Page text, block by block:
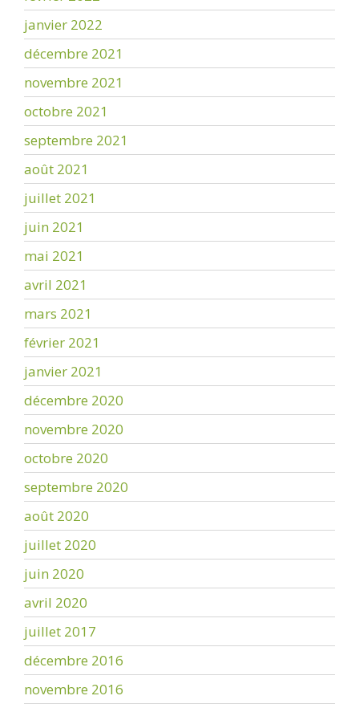
janvier 2022
décembre 2021
novembre 2021
octobre 2021
septembre 2021
août 2021
juillet 2021
juin 2021
mai 2021
avril 2021
mars 2021
février 2021
janvier 2021
décembre 2020
novembre 2020
octobre 2020
septembre 2020
août 2020
juillet 2020
juin 2020
avril 2020
juillet 2017
décembre 2016
novembre 2016